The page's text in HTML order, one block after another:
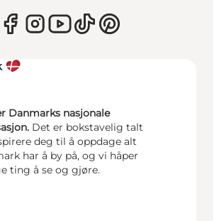
Danmarks nasjonale
Det er bokstavelig talt
deg til å oppdage alt
har å by på, og vi håper
ting å se og gjøre.